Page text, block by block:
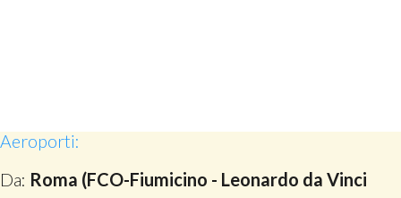
Aeroporti:
Da: Roma (FCO-Fiumicino - Leonardo da Vinci